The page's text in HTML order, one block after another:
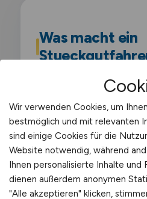
Was macht ein
Als Stückgutfahrer/in
einzelne Paletten und
(Groupage) im
Hauptlauf. Du arbeitest
wie System Alliance.
Schenker und stellst
gewerbliche
Wir verwenden Cookies, um
bestmöglich und mit relevanten
sind einige Cookies für die
Website notwendig, während
Ihnen personalisierte Inhalte und
dienen außerdem anonymen
"Alle akzeptieren" klicken,